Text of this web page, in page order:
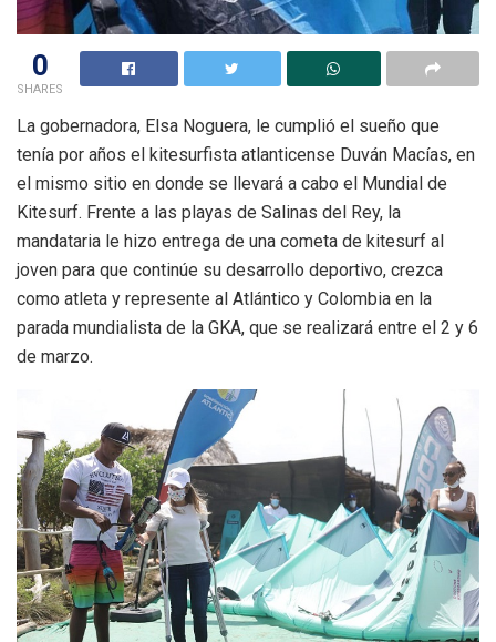
0
SHARES
La gobernadora, Elsa Noguera, le cumplió el sueño que
tenía por años el kitesurfista atlanticense Duván Macías, en
el mismo sitio en donde se llevará a cabo el Mundial de
Kitesurf. Frente a las playas de Salinas del Rey, la
mandataria le hizo entrega de una cometa de kitesurf al
joven para que continúe su desarrollo deportivo, crezca
como atleta y represente al Atlántico y Colombia en la
parada mundialista de la GKA, que se realizará entre el 2 y 6
de marzo.